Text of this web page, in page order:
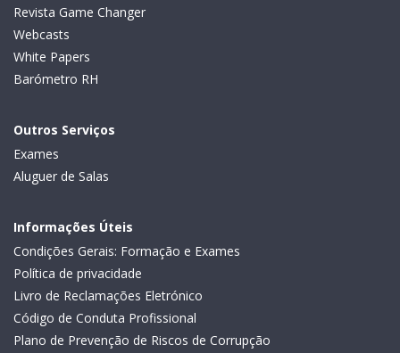
Revista Game Changer
Webcasts
White Papers
Barómetro RH
Outros Serviços
Exames
Aluguer de Salas
Informações Úteis
Condições Gerais: Formação e Exames
Política de privacidade
Livro de Reclamações Eletrónico
Código de Conduta Profissional
Plano de Prevenção de Riscos de Corrupção